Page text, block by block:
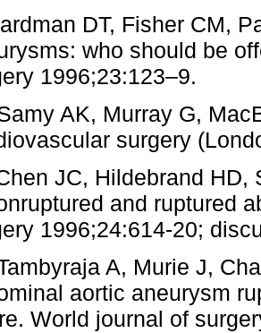
DT, Fisher CM,
who should be
1996;23:123–9.
AK, Murray G,
surgery
JC, Hildebrand
and ruptured
1996;24:614-20;
A, Murie J,
aortic aneurysm
World journal of